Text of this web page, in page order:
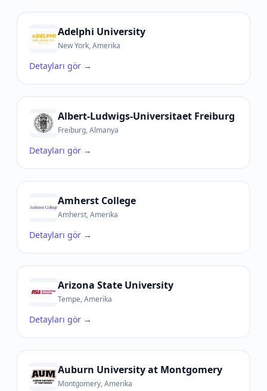
Adelphi University
New York, Amerika
Detayları gör →
Albert-Ludwigs-Universitaet Freiburg
Freiburg, Almanya
Detayları gör →
Amherst College
Amherst, Amerika
Detayları gör →
Arizona State University
Tempe, Amerika
Detayları gör →
Auburn University at Montgomery
Montgomery, Amerika